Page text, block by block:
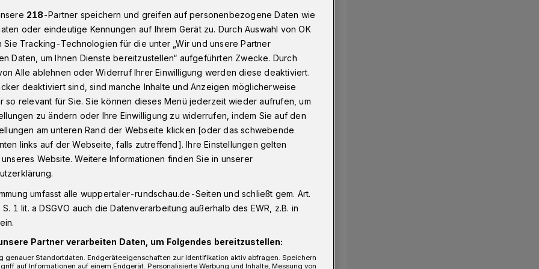
- Oberbarmen Defekte Leitung in Wuppertal-Oberbarmen setzt Gebäude unter Wasser
setzt Gebäude
eines Wohngebäudes an der
(10. Februar 2022) eine
218-Partner speichern und greifen auf personenbezogene Daten wie
oder eindeutige Kennungen auf Ihrem Gerät zu. Durch Auswahl von OK
Sie Tracking-Technologien für die unter „Wir und unsere Partner
Daten, um Ihnen Dienste bereitzustellen“ aufgeführten Zwecke. Durch
Alle ablehnen oder Widerruf Ihrer Einwilligung werden diese deaktiviert.
deaktiviert sind, sind manche Inhalte und Anzeigen möglicherweise
so relevant für Sie. Sie können dieses Menü jederzeit wieder aufrufen, um
zu ändern oder Ihre Einwilligung zu widerrufen, indem Sie auf den
am unteren Rand der Webseite klicken [oder das schwebende
links auf der Webseite, falls zutreffend]. Ihre Einstellungen gelten
Website. Weitere Informationen finden Sie in unserer
umfasst alle wuppertaler-rundschau.de-Seiten und schließt gem. Art.
1 lit. a DSGVO auch die Datenverarbeitung außerhalb des EWR, z.B. in
Partner verarbeiten Daten, um Folgendes bereitzustellen:
genauer Standortdaten. Endgeräteeigenschaften zur Identifikation aktiv abfragen. Speichern
auf Informationen auf einem Endgerät. Personalisierte Werbung und Inhalte, Messung von